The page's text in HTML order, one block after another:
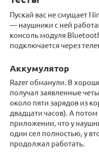
Пускай вас не смущает
— наушники с ней
консоль модуля
подключается через
Аккумулятор
Razer обманули. В
получал заявленные
около пяти зарядов из
двадцати часов). А
приложении, что у
один сел полностью, у
продолжал работать.